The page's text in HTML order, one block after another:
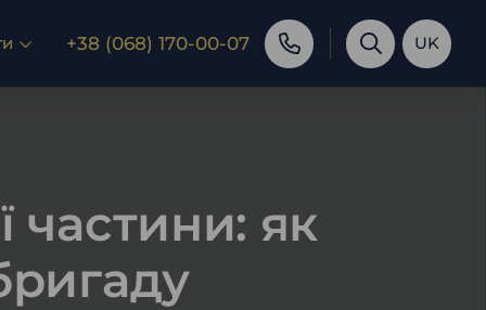
+38 (068) 170-00-07 UK
частини: як